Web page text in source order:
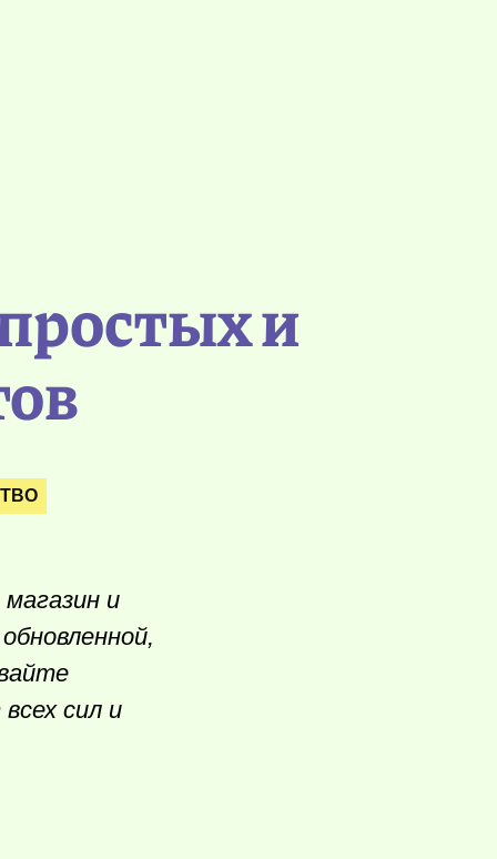
и
и
сил и